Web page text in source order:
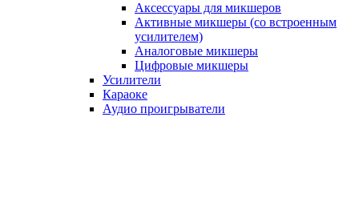
Аксессуары для микшеров
Активные микшеры (со встроенным
усилителем)
Аналоговые микшеры
Цифровые микшеры
Усилители
Караоке
Аудио проигрыватели